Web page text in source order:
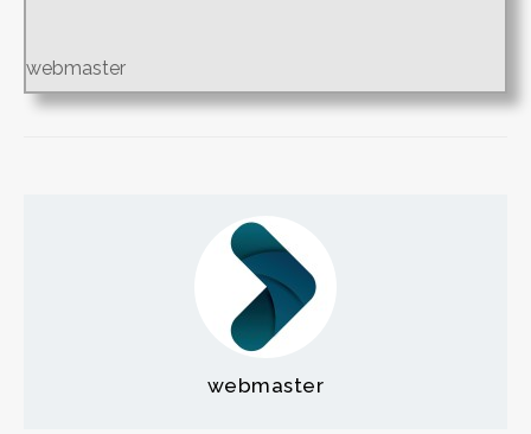
webmaster
webmaster